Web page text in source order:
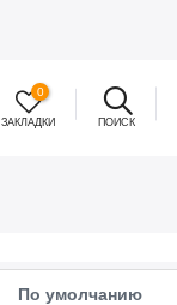
0
ЗАКЛАДКИ ПОИСК
По умолчанию